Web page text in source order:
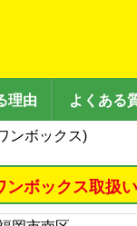
理由 よくある
ンボックス)
ボックス取扱